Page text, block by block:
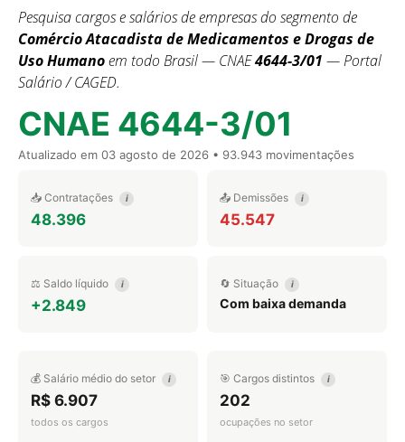
Pesquisa cargos e salários de empresas do segmento de
Comércio Atacadista de Medicamentos e Drogas de
Uso Humanoem todo Brasil — CNAE4644-3/01 — Portal
Salário / CAGED.
CNAE 4644-3/01
Atualizado em 03 agosto de 2026 • 93.943 movimentações
📥 Contratações i
48.396
📤 Demissões i
45.547
⚖️ Saldo líquido i
+2.849
🔄 Situação i
Com baixa demanda
💰 Salário médio do setor i
R$ 6.907
todos os cargos
🎯 Cargos distintos i
202
ocupações no setor